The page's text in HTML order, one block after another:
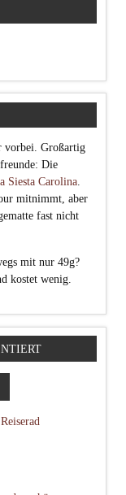
vorbei. Großartig
Die
Siesta Carolina.
mitnimmt, aber
fast nicht
mit nur 49g?
kostet wenig.